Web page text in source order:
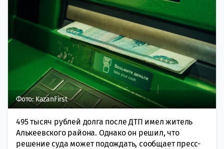
Фото: KazanFirst
495 тысяч рублей долга после ДТП имел житель
Алькеевского района. Однако он решил, что
решение суда может подождать, сообщает пресс-